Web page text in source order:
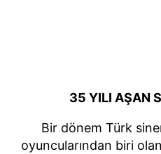
35 YILI AŞAN
Bir dönem Türk
oyuncularından biri